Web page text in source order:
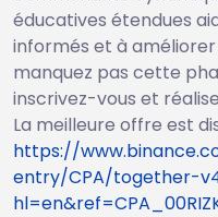
éducatives étendues
informés et à
manquez pas cette
inscrivez-vous et
La meilleure offre est
https://
entry/CPA/together-